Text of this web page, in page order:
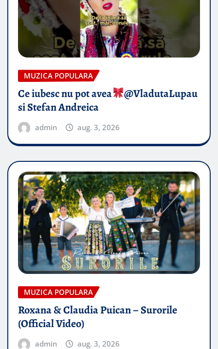
MUZICA POPULARA
Ce iubesc nu pot avea
​@VladutaLupau
si Stefan Andreica
admin aug. 3, 2026
MUZICA POPULARA
Roxana & Claudia Puican – Surorile
(Official Video)
admin aug. 3, 2026